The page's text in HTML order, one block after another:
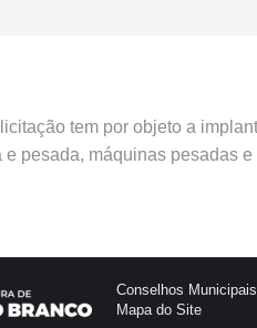
tem por objeto a
e pesada, máquinas pesadas
Conselhos Municipais
Mapa do Site